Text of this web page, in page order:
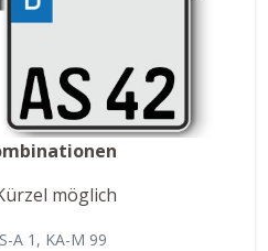
möglich
A 1, KA-M 99